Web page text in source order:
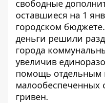
свободные
оставшиеся на 1
городском
деньги решили
города
увеличив
помощь отдельным
малообеспеченных
гривен.